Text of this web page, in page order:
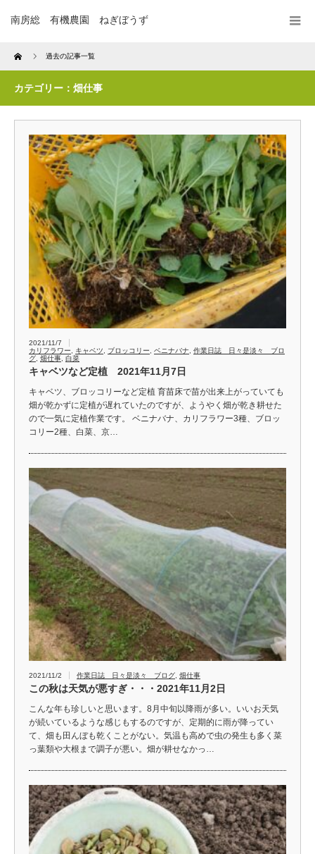
南房総 有機農園 ねぎぼうず
Home 過去の記事一覧
カテゴリー：畑仕事
2021/11/7
カリフラワー
キャベツ ブロッコリー ベニナバナ
作業日誌 日々是淡々 ブロ
グ 畑仕事 白菜
キャベツなど定植 2021年11月7日
キャベツ、ブロッコリーなど定植 育苗床で苗が出来上がっていても
畑が乾かずに定植が遅れていたのですが、ようやく畑が乾き耕せた
ので一気に定植作業です。 ベニナバナ、カリフラワー3種、ブロッ
コリー2種、白菜、京…
2021/11/2 作業日誌 日々是淡々 ブログ 畑仕事
この秋は天気が悪すぎ・・・2021年11月2日
こんな年も珍しいと思います。8月中旬以降雨が多い。いいお天気
が続いているような感じもするのですが、定期的に雨が降ってい
て、畑も田んぼも乾くことがない。気温も高めで虫の発生も多く菜
っ葉類や大根まで調子が悪い。畑が耕せなかっ…